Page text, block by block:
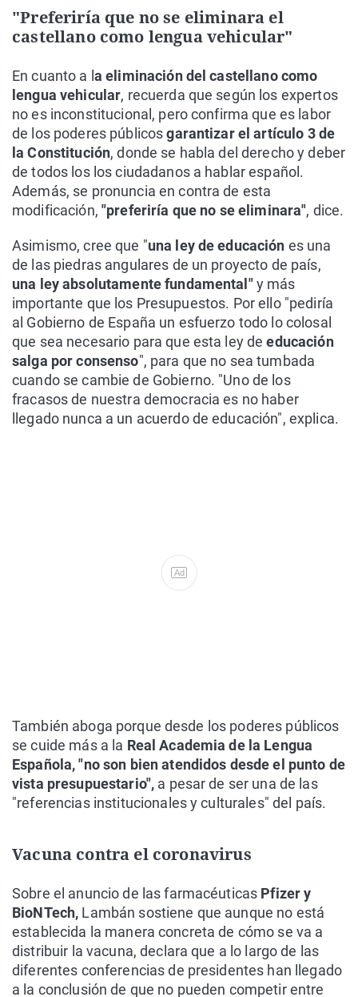
"Preferiría que no se eliminara el
castellano como lengua vehicular"
En cuanto a l a eliminación del castellano como
lengua vehicular, recuerda que según los expertos
no es inconstitucional, pero confirma que es labor
de los poderes públicosgarantizar el artículo 3 de
la Constitución, donde se habla del derecho y deber
de todos los los ciudadanos a hablar español.
Además, se pronuncia en contra de esta
modificación, "preferiría que no se eliminara", dice.
Asimismo, cree que "una ley de educación es una
de las piedras angulares de un proyecto de país,
una ley absolutamente fundamental"y más
importante que los Presupuestos. Por ello "pediría
al Gobierno de España un esfuerzo todo lo colosal
que sea necesario para que esta ley deeducación
salga por consenso", para que no sea tumbada
cuando se cambie de Gobierno. "Uno de los
fracasos de nuestra democracia es no haber
llegado nunca a un acuerdo de educación", explica.
Ad
También aboga porque desde los poderes públicos
se cuide más a la Real Academia de la Lengua
Española, "no son bien atendidos desde el punto de
vista presupuestario", a pesar de ser una de las
"referencias institucionales y culturales" del país.
Vacuna contra el coronavirus
Sobre el anuncio de las farmacéuticas Pfizer y
BioNTech, Lambán sostiene que aunque no está
establecida la manera concreta de cómo se va a
distribuir la vacuna, declara que a lo largo de las
diferentes conferencias de presidentes han llegado
a la conclusión de que no pueden competir entre